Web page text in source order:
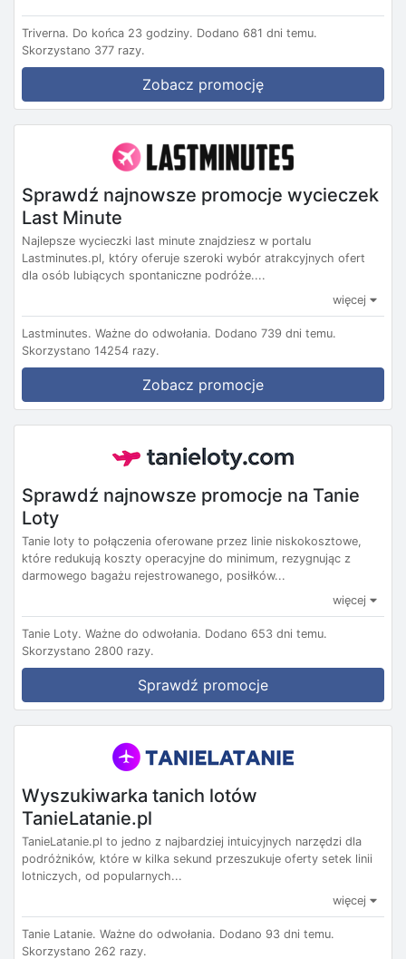
Triverna. Do końca 23 godziny. Dodano 681 dni temu.
Skorzystano 377 razy.
Zobacz promocję
Sprawdź najnowsze promocje wycieczek
Last Minute
Najlepsze wycieczki last minute znajdziesz w portalu
Lastminutes.pl, który oferuje szeroki wybór atrakcyjnych ofert
dla osób lubiących spontaniczne podróże....
więcej
Lastminutes. Ważne do odwołania. Dodano 739 dni temu.
Skorzystano 14254 razy.
Zobacz promocje
Sprawdź najnowsze promocje na Tanie
Loty
Tanie loty to połączenia oferowane przez linie niskokosztowe,
które redukują koszty operacyjne do minimum, rezygnując z
darmowego bagażu rejestrowanego, posiłków...
więcej
Tanie Loty. Ważne do odwołania. Dodano 653 dni temu.
Skorzystano 2800 razy.
Sprawdź promocje
Wyszukiwarka tanich lotów
TanieLatanie.pl
TanieLatanie.pl to jedno z najbardziej intuicyjnych narzędzi dla
podróżników, które w kilka sekund przeszukuje oferty setek linii
lotniczych, od popularnych...
więcej
Tanie Latanie. Ważne do odwołania. Dodano 93 dni temu.
Skorzystano 262 razy.